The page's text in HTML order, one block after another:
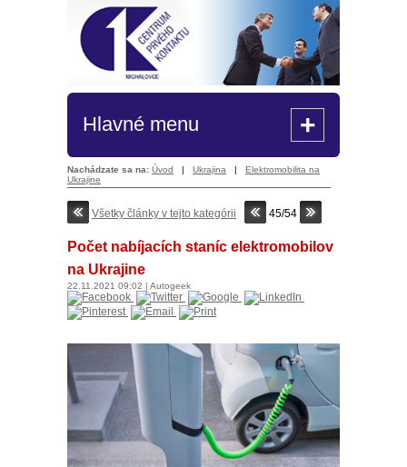
Hlavné menu +
Nachádzate sa na: Úvod | Ukrajina | Elektromobilita na
Ukrajine
Všetky články v tejto kategórii 45/54
Počet nabíjacích staníc elektromobilov
na Ukrajine
22.11.2021 09:02 | Autogeek